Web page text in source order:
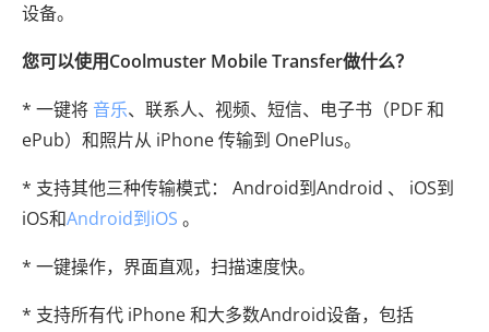
设备。
您可以使用Coolmuster Mobile Transfer做什么？
* 一键将 音乐、联系人、视频、短信、电子书（PDF 和
ePub）和照片从 iPhone 传输到 OnePlus。
* 支持其他三种传输模式： Android到Android 、 iOS到
iOS和Android到iOS 。
* 一键操作，界面直观，扫描速度快。
* 支持所有代 iPhone 和大多数Android设备，包括